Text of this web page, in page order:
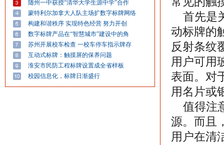
随州一中获授“清华大学生源中学”合作
蒙特利尔加拿大人队主场扩数字标牌网络
构建和谐秩序 实现特色经营 努力开创
数字标牌产品在“智慧城市”建设中的角
苏州开展校车检查 一校车停车指示牌存
互动式标牌：触摸屏的保养问题
淮安市民防工程标牌设置成全省样板
校园信息化，标牌日渐盛行
首先是
动标牌的
反射条纹
用户可用
表面。对
用名片或
值得注
源。而且
用户在清